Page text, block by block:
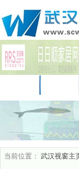
家居
当前位置： 武汉视窗主